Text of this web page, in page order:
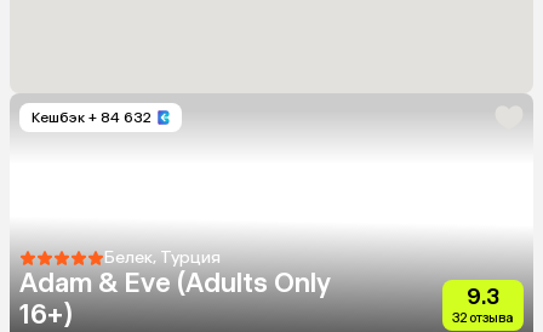
Кешбэк + 84 632
Белек, Турция
Adam & Eve (Adults Only
16+)
9.3
32 отзыва